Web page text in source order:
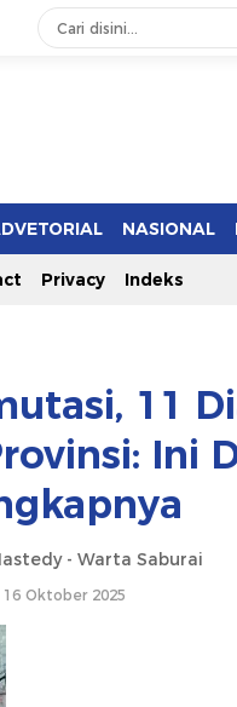
NASIONAL
Privacy Indeks
11
Ini
- Warta Saburai
16 Oktober 2025